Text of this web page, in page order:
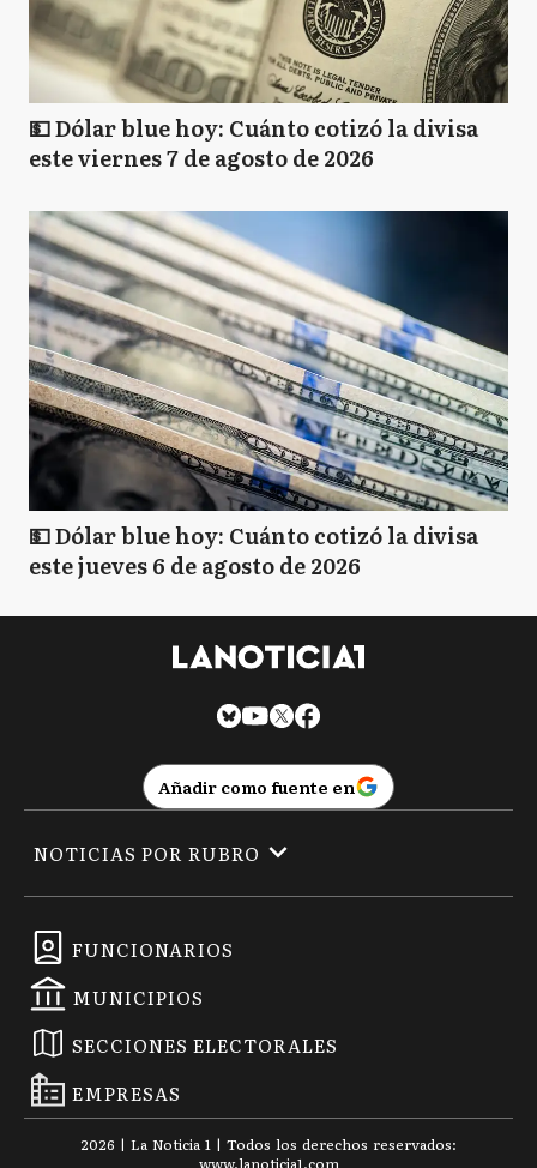
💵 Dólar blue hoy: Cuánto cotizó la divisa
este viernes 7 de agosto de 2026
💵 Dólar blue hoy: Cuánto cotizó la divisa
este jueves 6 de agosto de 2026
Añadir como fuente en
FUNCIONARIOS
MUNICIPIOS
SECCIONES ELECTORALES
EMPRESAS
NOTICIAS POR RUBRO
2026 | La Noticia 1 | Todos los derechos reservados:
www.lanoticia1.com